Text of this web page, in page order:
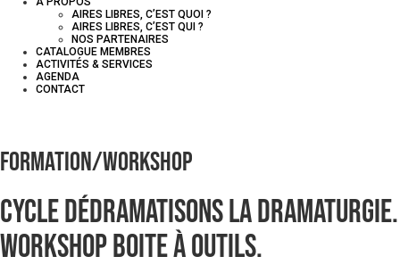
AIRES LIBRES, C’EST QUOI ?
AIRES LIBRES, C’EST QUI ?
NOS PARTENAIRES
CATALOGUE MEMBRES
ACTIVITÉS & SERVICES
AGENDA
CONTACT
Formation/Workshop
Cycle Dédramatisons la dramaturgie.
Workshop Boite à outils.